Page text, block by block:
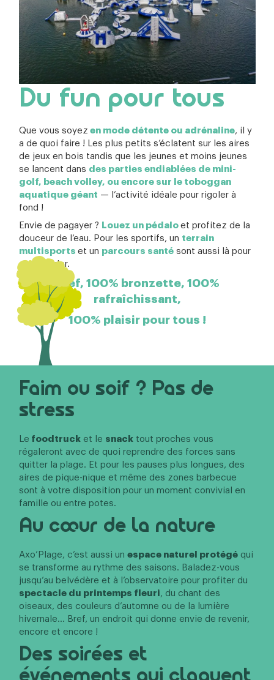
Du fun pour tous
Que vous soyez en mode détente ou adrénaline, il y
a de quoi faire ! Les plus petits s’éclatent sur les aires
de jeux en bois tandis que les jeunes et moins jeunes
se lancent dans des parties endiablées de mini-
golf, beach volley, ou encore sur le toboggan
aquatique géant — l’activité idéale pour rigoler à
fond !
Envie de pagayer ? Louez un pédalo et profitez de la
douceur de l’eau. Pour les sportifs, un terrain
multisports et un parcours santésont aussi là pour
se défouler.
Bref, 100% bronzette, 100%
rafraîchissant,
100% plaisir pour tous !
Faim ou soif ? Pas de
stress
Le foodtrucket le snacktout proches vous
régaleront avec de quoi reprendre des forces sans
quitter la plage. Et pour les pauses plus longues, des
aires de pique-nique et même des zones barbecue
sont à votre disposition pour un moment convivial en
famille ou entre potes.
Au cœur de la nature
Axo’Plage, c’est aussi un espace naturel protégéqui
se transforme au rythme des saisons. Baladez-vous
jusqu’au belvédère et à l’observatoire pour profiter du
spectacle du printemps fleuri , du chant des
oiseaux, des couleurs d’automne ou de la lumière
hivernale… Bref, un endroit qui donne envie de revenir,
encore et encore !
Des soirées et
événements qui claquent